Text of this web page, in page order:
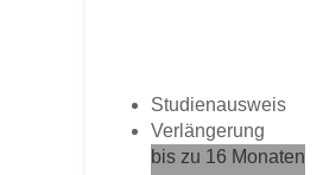
Studienausweis
Verlängerung
bis zu 16 Monaten